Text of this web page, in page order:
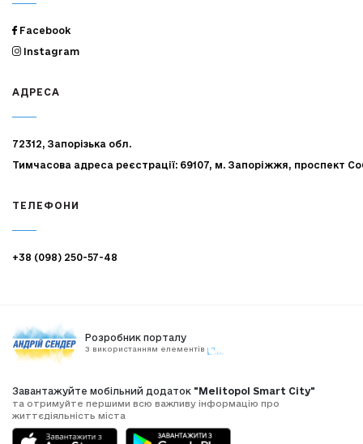
Facebook
Instagram
АДРЕСА
72312, Запорізька обл.
Тимчасова адреса реєстрації: 69107, м. Запоріжжя, проспект
ТЕЛЕФОНИ
+38 (098) 250-57-48
Розробник порталу
З використанням елементів
Завантажуйте мобільний додаток "Melitopol Smart City"
та отримуйте першими всю важливу інформацію про
життєдіяльність міста